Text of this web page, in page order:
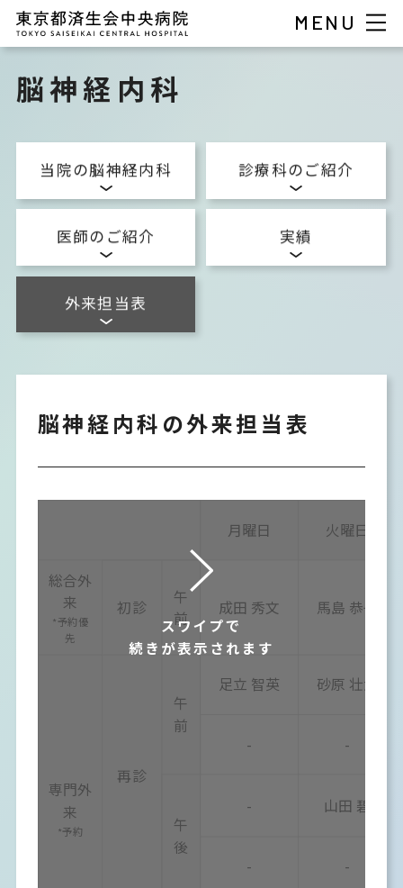
脳神経内科
当院の脳神経内科 診療科のご紹介
医師のご紹介 実績
外来担当表
脳神経内科の外来担当表
月曜日 火曜日
成田 秀文 馬島 恭子
足立 智英 砂原 壮大
- -
- 山田 碧
- -
総合外
来
*予約優
先
初診
午
前
専門外
来
*予約
再診
午
前
午
後
スワイプで
続きが表示されます
MENU